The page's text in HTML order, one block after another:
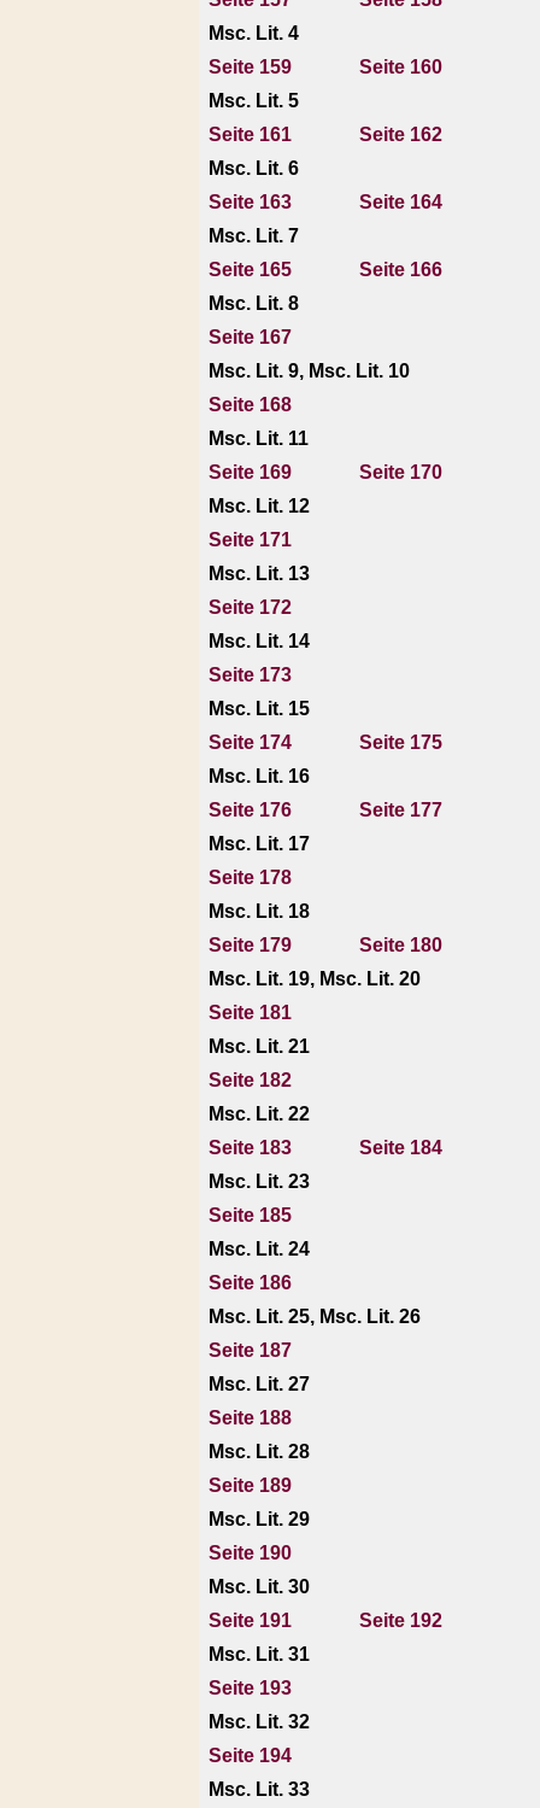
Msc. Lit. 4
Seite 159
Seite 160
Msc. Lit. 5
Seite 161
Seite 162
Msc. Lit. 6
Seite 163
Seite 164
Msc. Lit. 7
Seite 165
Seite 166
Msc. Lit. 8
Seite 167
Msc. Lit. 9, Msc. Lit. 10
Seite 168
Msc. Lit. 11
Seite 169
Seite 170
Msc. Lit. 12
Seite 171
Msc. Lit. 13
Seite 172
Msc. Lit. 14
Seite 173
Msc. Lit. 15
Seite 174
Seite 175
Msc. Lit. 16
Seite 176
Seite 177
Msc. Lit. 17
Seite 178
Msc. Lit. 18
Seite 179
Seite 180
Msc. Lit. 19, Msc. Lit. 20
Seite 181
Msc. Lit. 21
Seite 182
Msc. Lit. 22
Seite 183
Seite 184
Msc. Lit. 23
Seite 185
Msc. Lit. 24
Seite 186
Msc. Lit. 25, Msc. Lit. 26
Seite 187
Msc. Lit. 27
Seite 188
Msc. Lit. 28
Seite 189
Msc. Lit. 29
Seite 190
Msc. Lit. 30
Seite 191
Seite 192
Msc. Lit. 31
Seite 193
Msc. Lit. 32
Seite 194
Msc. Lit. 33